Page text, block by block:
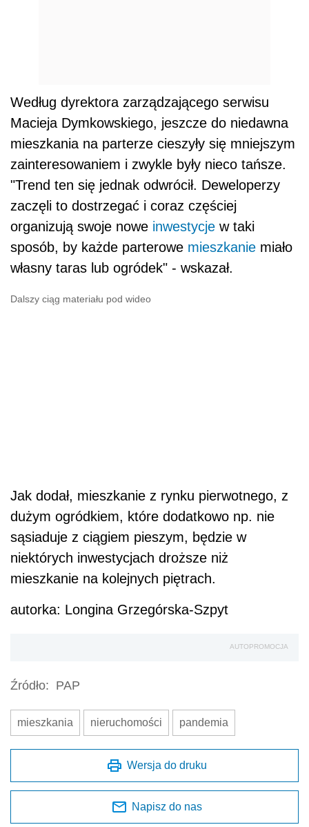
Według dyrektora zarządzającego serwisu
Macieja Dymkowskiego, jeszcze do niedawna
mieszkania na parterze cieszyły się mniejszym
zainteresowaniem i zwykle były nieco tańsze.
"Trend ten się jednak odwrócił. Deweloperzy
zaczęli to dostrzegać i coraz częściej
organizują swoje nowe inwestycje w taki
sposób, by każde parterowe mieszkanie miało
własny taras lub ogródek" - wskazał.
Dalszy ciąg materiału pod wideo
Jak dodał, mieszkanie z rynku pierwotnego, z
dużym ogródkiem, które dodatkowo np. nie
sąsiaduje z ciągiem pieszym, będzie w
niektórych inwestycjach droższe niż
mieszkanie na kolejnych piętrach.
autorka: Longina Grzegórska-Szpyt
AUTOPROMOCJA
Źródło: PAP
mieszkania nieruchomości pandemia
Wersja do druku
Napisz do nas